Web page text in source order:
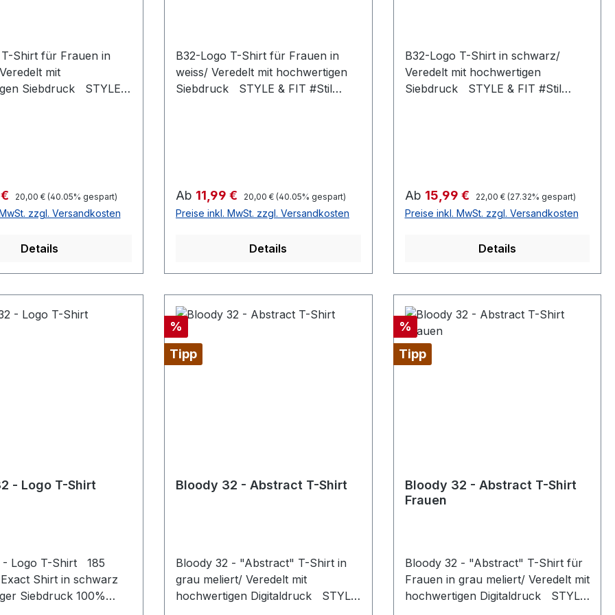
Shirt für Frauen in
mit
Siebdruck STYLE &
Kragenöffnung
Länge
#Qualität
#Oeko-
Schwerer
Regulärer Preis:
20,00 € (40.05% gespart)
zzgl. Versandkosten
Details
B32-Logo T-Shirt für Frauen in
weiss/ Veredelt mit hochwertigen
Siebdruck STYLE & FIT #Stil
Kragenöffnung #uptodate
Superbequeme Länge
#bewegungsfreiheit #Qualität
#angenehmestragegefühl #Oeko-
weiche Qualität
#RINGGESPONNEN Schwerer
Verkaufspreis:
Ab 11,99 € Regulärer Preis:
20,00 € (40.05% gespart)
Preise inkl. MwSt. zzgl. Versandkosten
Details
B32-Logo T-Shirt in schwarz/
Veredelt mit hochwertigen
Siebdruck STYLE & FIT #Stil
modernen Look #uptodate
#Qualität /Griffigkeit Gefertigt aus
100 % Baumwolle
Tex100 Strapazierfähiger Stoff,
weiche Qualität
Stoff 185 g/m²
Verkaufspreis:
Ab 15,99 € Regulärer Preis:
22,00 € (27.32% gespart)
Preise inkl. MwSt. zzgl. Versandkosten
Details
Bloody 32 - Logo T-Shirt
- Logo T-Shirt 185
Shirt in schwarz
Siebdruck 100%
Rabatt
%
Tipp
Bloody 32 - Abstract T-Shirt
Bloody 32 - "Abstract" T-Shirt in
grau meliert/ Veredelt mit
hochwertigen Digitaldruck STYLE
Rabatt
%
Tipp
Bloody 32 - Abstract T-Shirt
Frauen
Bloody 32 - "Abstract" T-Shirt für
Frauen in grau meliert/ Veredelt mit
hochwertigen Digitaldruck STYLE